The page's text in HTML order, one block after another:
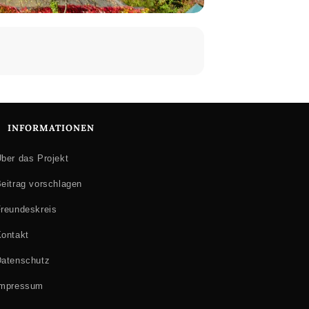
zusammengearbeitet und
an sein Bühnenschaffen eine
Jutta Ferbers [beide live
INFORMATIONEN
das Projekt
vorschlagen